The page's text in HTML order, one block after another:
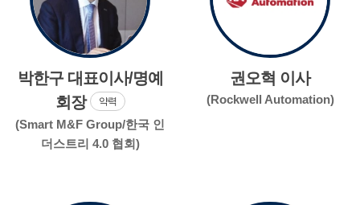
박한구 대표이사/명예
회장
약력
(Smart M&F Group/한국 인
더스트리 4.0 협회)
권오혁 이사
(Rockwell Automation)